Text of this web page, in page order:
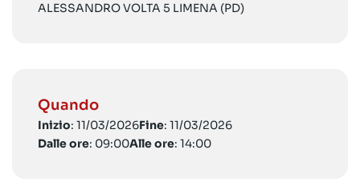
ALESSANDRO VOLTA 5 LIMENA (PD)
Quando
Inizio: 11/03/2026Fine: 11/03/2026
Dalle ore: 09:00Alle ore: 14:00